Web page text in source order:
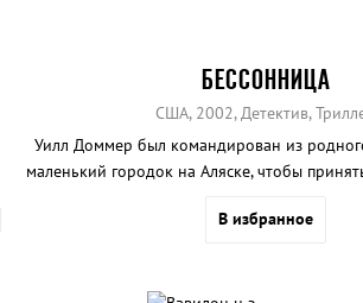
БЕССОННИЦА
США, 2002, Детектив,
Уилл Доммер был командирован из
маленький городок на Аляске, чтобы
В избранное